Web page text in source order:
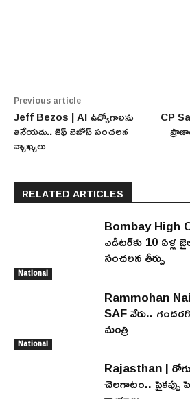
Previous article
Jeff Bezos | AI ఉద్యోగాలను
తినేయదు.. జెఫ్ బెజోస్ సంచలన
వ్యాఖ్యలు
CP
RELATED ARTICLES
National
Bombay
ఎడిటర్‌కు 10 ఏళ్ల
సంచలన తీర్పు
National
Rammohan
SAF వేరు..
మంత్రి
Rajasthan |
చెలగాటం.. పైకప్పు